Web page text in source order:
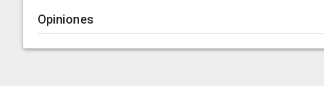
Opiniones